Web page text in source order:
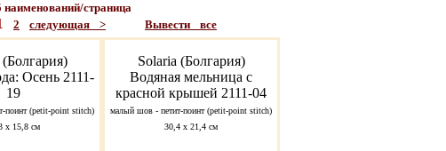
страница
2 следующая > Вывести все
(Болгария)
Осень 2111-
19
поинт (petit-point stitch)
x 15,8 см
Solaria (Болгария)
Водяная мельница с
красной крышей 2111-04
малый шов - петит-поинт (petit-point stitch)
30,4 x 21,4 см